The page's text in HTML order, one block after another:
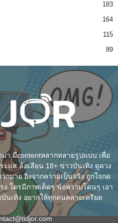
183
164
115
89
า มีcontentหลากหลายรูปแบบ เพื่อ
แส ล้อเลียน 18+ ข่าวบันเทิง ดูดวง
กมาย อิงจากความเป็นจริง ถูกใจกด
ใครมีภาพเด็ดๆ ข้อความโดนๆ เอา
นเทิง อยากให้ทุกคนคลายเครียด